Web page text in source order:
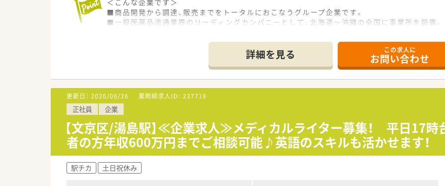
■商品開発から調達、販売までをトータルにおこなうグループ企業です。
■一般医薬品流通業界のリーディングカンパニーとして、北海道～沖縄の全国に事業所を設置。
■薬事室では20代～60代までの薬剤師の方が勤務しています。
■定時は17:30まで、残業はほぼありません。
■土日は休みのため週末はゆっくりとお休み出来ます。
詳細を見る この求人に
お問い合わせ
更新日： 2026/06/26 薬剤師求人ID： 237719
正社員 企業
【文京区/湯島駅】≪企業求人≫メディカルライター募集！ 平日
者の方年収600万円までご相談可能♪英語のスキルも活かせます！
駅チカ 土日祝休み